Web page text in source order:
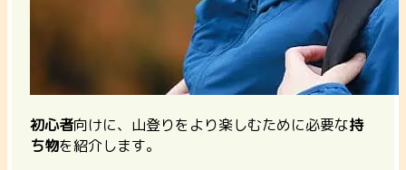
初心者向けに、山登りをより楽しむために必要な持
ち物を紹介します。